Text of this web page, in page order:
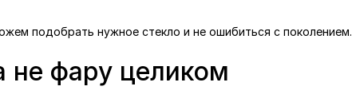
подобрать нужное стекло и не ошибиться с поколением.
не фару целиком